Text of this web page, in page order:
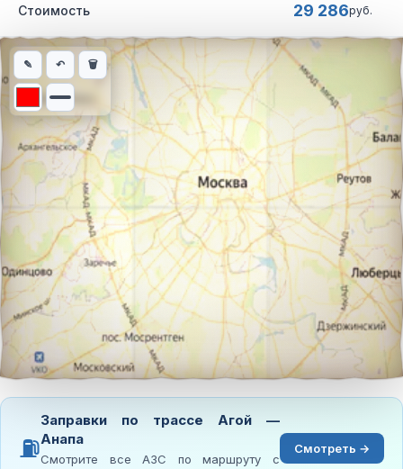
Стоимость 29 286руб.
Интерактивная карта автомобильного маршрута из города
✎ ↶ 🗑
⛽
Заправки по трассе Агой —
Анапа
Смотрите все АЗС по маршруту с
Смотреть →